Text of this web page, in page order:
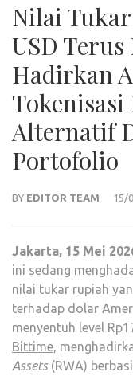
Nilai
USD
Hadirkan
Tokenisasi
Alternatif
Portofolio
BY EDITOR TEAM 15/
Jakarta, 15 Mei
ini sedang
nilai tukar rupiah
terhadap dolar
menyentuh level
Bittime,
Assets (RWA)